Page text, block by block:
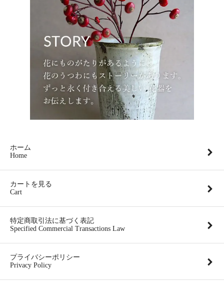
ホーム
Home
カートを見る
Cart
特定商取引法に基づく表記
Specified Commercial Transactions Law
プライバシーポリシー
Privacy Policy